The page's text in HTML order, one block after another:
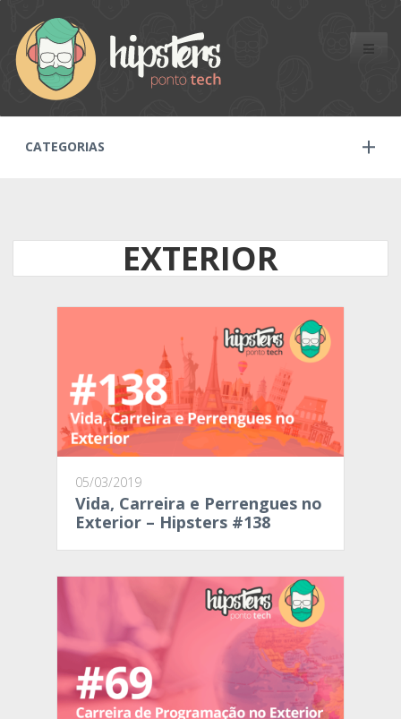
Toggle
CATEGORIAS
EXTERIOR
05/03/2019
Vida, Carreira e Perrengues no
Exterior – Hipsters #138